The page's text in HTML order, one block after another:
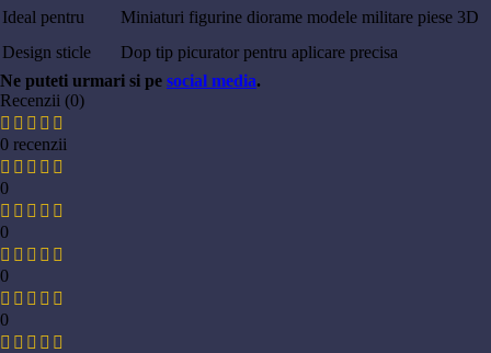
Ideal pentru
Miniaturi figurine diorame modele militare piese 3D
Design sticle
Dop tip picurator pentru aplicare precisa
Ne puteti urmari si pe social media.
Recenzii (0)
0 recenzii
0
0
0
0